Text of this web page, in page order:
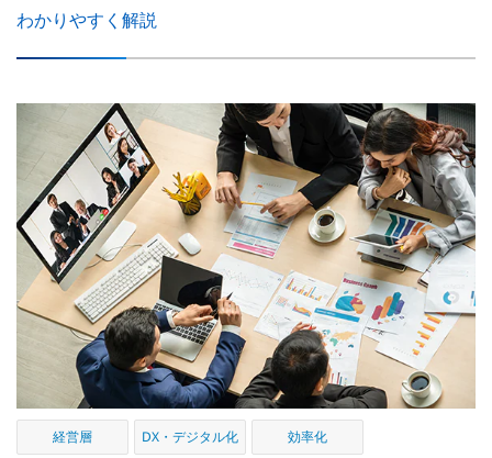
わかりやすく解説
経営層 DX・デジタル化 効率化